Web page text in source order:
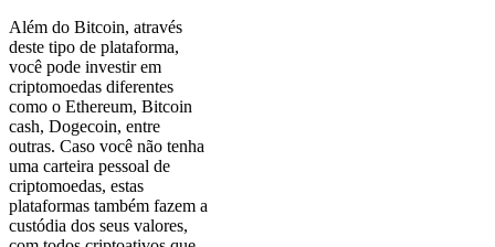
Além do Bitcoin, através
deste tipo de plataforma,
você pode investir em
criptomoedas diferentes
como o Ethereum, Bitcoin
cash, Dogecoin, entre
outras. Caso você não tenha
uma carteira pessoal de
criptomoedas, estas
plataformas também fazem a
custódia dos seus valores,